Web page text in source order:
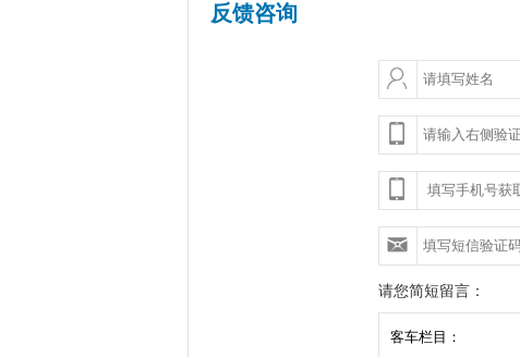
反馈咨询
请您简短留言：